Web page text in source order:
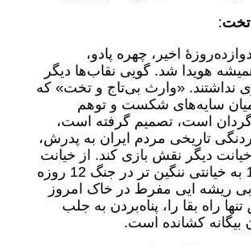
:
اخیر، چهره‌ پادو،
هویدا شد. گویی نقاب‌ها دیگر
نداشتند. «وارث بی‌تاج و تخت» که
سایه‌های شکست و توهم
است، تصمیم گرفته است،
تاریخی مردم ایران به پدرش،
خیانت دیگر نقش بازی کند. از خیانت
در قیام 1401 به خیانتی ننگین تر در جنگ 12 روزه
بی ریشه ایی مفرط در خاک امروز
راه بقا را، پناه‌بردن به جلب
بیگانه کشانده است.